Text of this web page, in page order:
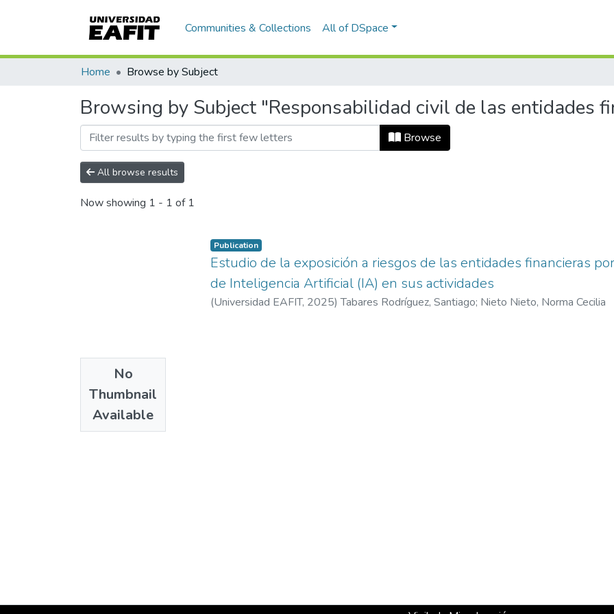
Communities & Collections All of DSpace
Home Browse by Subject
Browsing by Subject "Responsabilidad civil de las entidades
Browse
All browse results
Now showing 1 - 1 of 1
No
Thumbnail
Available
Publication
Estudio de la exposición a riesgos de las entidades financieras
de Inteligencia Artificial (IA) en sus actividades
(Universidad EAFIT, 2025)Tabares Rodríguez, Santiago; Nieto Nieto, Norma Cecilia